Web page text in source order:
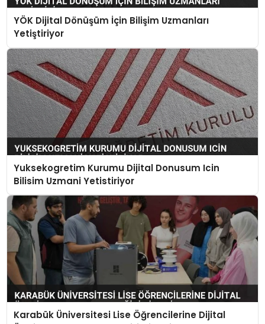
YÖK Dijital Dönüşüm İçin Bilişim Uzmanları
Yetiştiriyor
Yuksekogretim Kurumu Dijital Donusum Icin
Bilisim Uzmani Yetistiriyor
Karabük Üniversitesi Lise Öğrencilerine Dijital